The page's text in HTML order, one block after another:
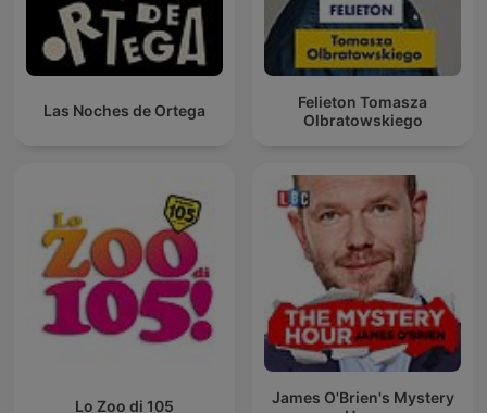
Las Noches de Ortega
Felieton Tomasza
Olbratowskiego
Lo Zoo di 105
James O'Brien's Mystery